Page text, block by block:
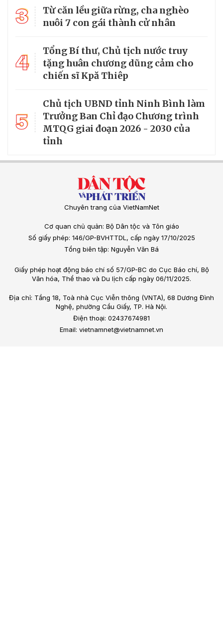
3
Từ căn lều giữa rừng, cha nghèo
nuôi 7 con gái thành cử nhân
4
Tổng Bí thư, Chủ tịch nước truy
tặng huân chương dũng cảm cho
chiến sĩ Kpă Thiêp
5
Chủ tịch UBND tỉnh Ninh Bình làm
Trưởng Ban Chỉ đạo Chương trình
MTQG giai đoạn 2026 - 2030 của
tỉnh
Chuyên trang của VietNamNet
Cơ quan chủ quản: Bộ Dân tộc và Tôn giáo
Số giấy phép: 146/GP-BVHTTDL, cấp ngày 17/10/2025
Tổng biên tập: Nguyễn Văn Bá
Giấy phép hoạt động báo chí số 57/GP-BC do Cục Báo chí, Bộ
Văn hóa, Thể thao và Du lịch cấp ngày 06/11/2025.
Địa chỉ: Tầng 18, Toà nhà Cục Viễn thông (VNTA), 68 Dương Đình
Nghệ, phường Cầu Giấy, TP. Hà Nội.
Điện thoại: 02437674981
Email: vietnamnet@vietnamnet.vn